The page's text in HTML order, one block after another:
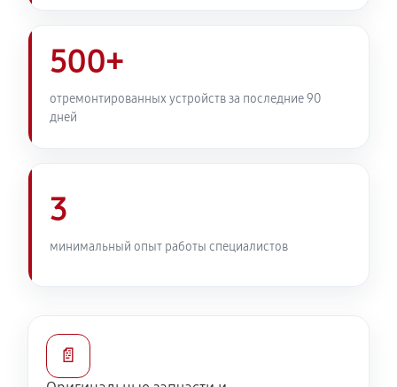
500+
отремонтированных устройств за последние 90
дней
3
минимальный опыт работы специалистов
📄